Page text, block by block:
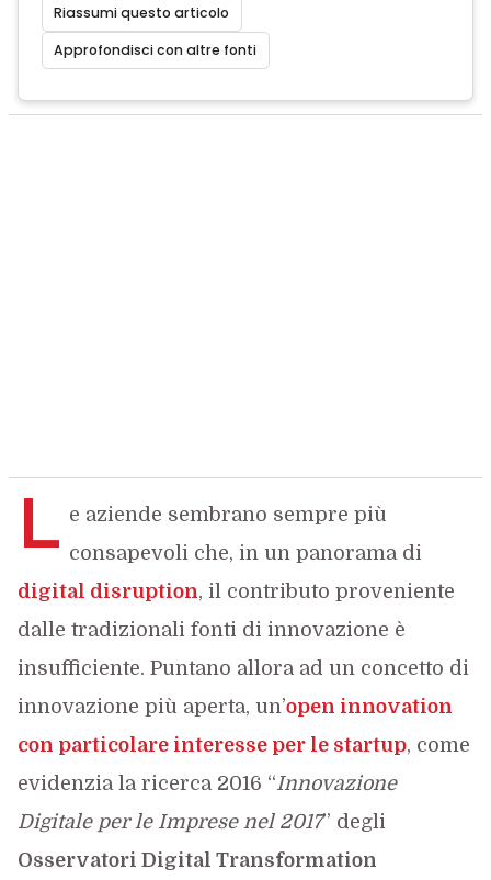
Riassumi questo articolo
Approfondisci con altre fonti
L e aziende sembrano sempre più
consapevoli che, in un panorama di
digital disruption, il contributo proveniente
dalle tradizionali fonti di innovazione è
insufficiente. Puntano allora ad un concetto di
innovazione più aperta, un’open innovation
con particolare interesse per le startup, come
evidenzia la ricerca 2016 “Innovazione
Digitale per le Imprese nel 2017” degli
Osservatori Digital Transformation